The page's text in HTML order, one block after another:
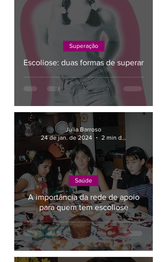
Escoliose: duas formas de superar
Superação
A importância da rede de apoio
para quem tem escoliose
Saúde
Julia Barroso
24 de jan. de 2024
2 min de leitura